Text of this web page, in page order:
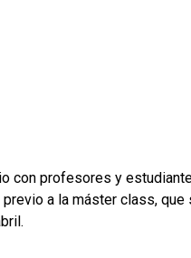
con profesores y
previo a la máster class,